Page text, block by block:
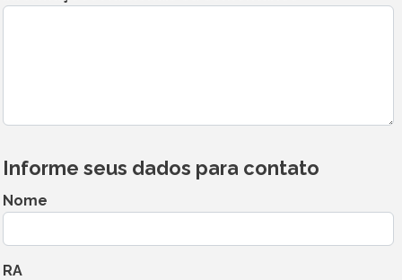
Informe seus dados para contato
Nome
RA